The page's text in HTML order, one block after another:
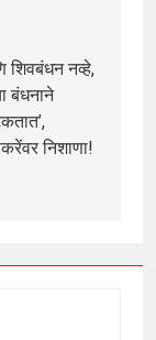
शिवबंधन नव्हे,
बंधनाने
निशाणा!